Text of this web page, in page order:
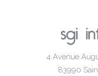
4 Avenue
83990